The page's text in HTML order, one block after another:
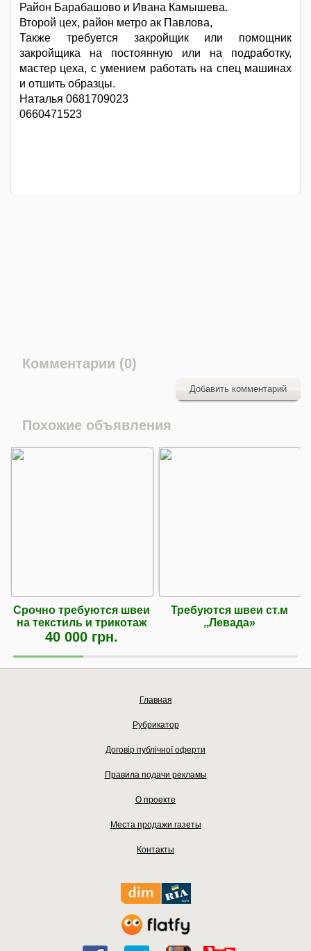
Район Барабашово и Ивана Камышева.
Второй цех, район метро ак Павлова,
Также требуется закройщик или помощник
закройщика на постоянную или на подработку,
мастер цеха, с умением работать на спец машинах
и отшить образцы.
Наталья 0681709023
0660471523
Комментарии (0)
Добавить комментарий
Похожие объявления
Срочно требуются швеи
на текстиль и трикотаж
40 000 грн.
Требуются швеи ст.м
,,Левада»
Главная
Рубрикатор
Договір публічної оферти
Правила подачи рекламы
О проекте
Места продажи газеты
Контакты